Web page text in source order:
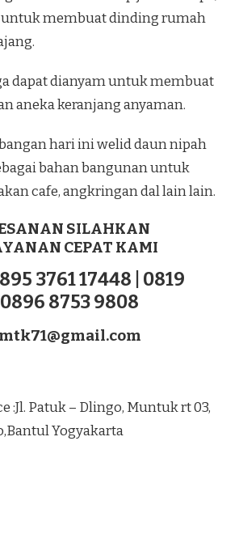
untuk membuat dinding rumah
dapat dianyam untuk membuat
aneka keranjang anyaman.
hari ini welid daun nipah
bahan bangunan untuk
cafe, angkringan dal lain lain.
SILAHKAN
CEPAT KAMI
3761 17448 | 0819
8753 9808
:Jl. Patuk – Dlingo, Muntuk rt 03,
Yogyakarta